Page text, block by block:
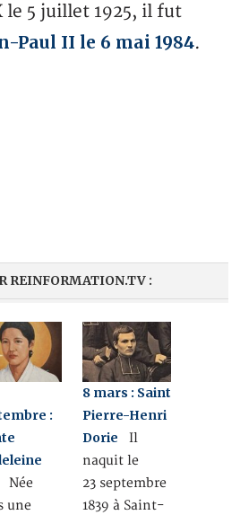
le 5 juillet 1925, il fut
Paul II le 6 mai 1984.
REINFORMATION.TV :
:
Née
une
8 mars : Saint
Pierre-Henri
Dorie Il
naquit le
23 septembre
1839 à Saint-